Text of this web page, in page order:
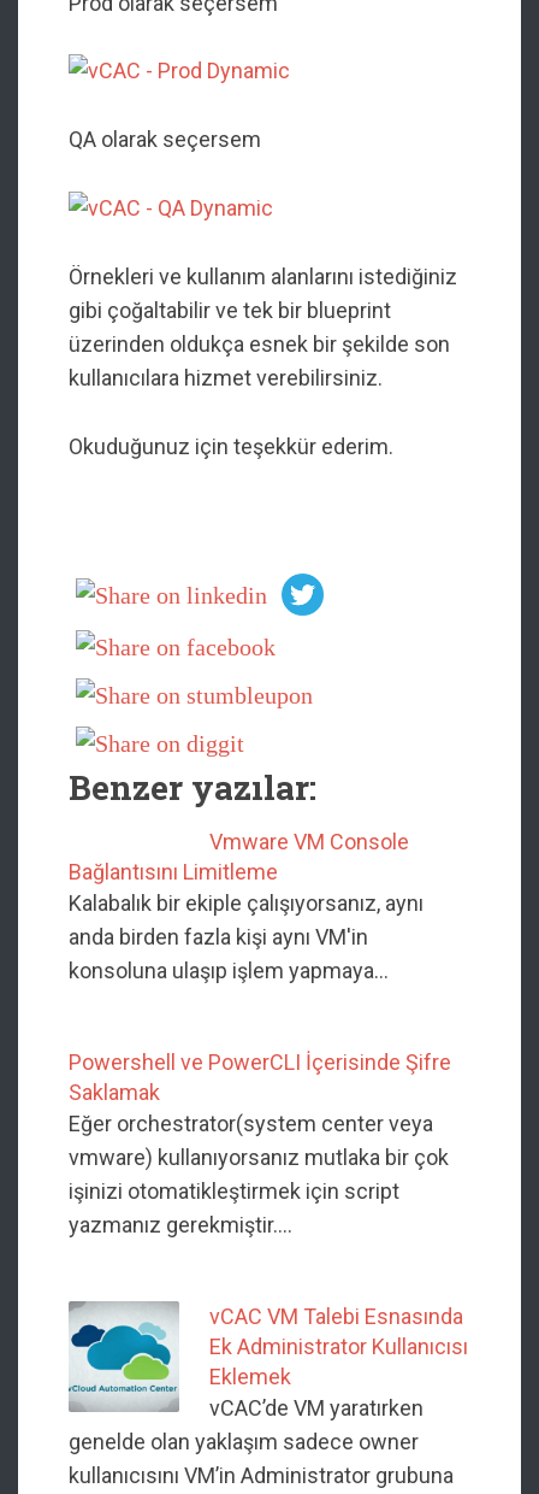
QA olarak seçersem
Örnekleri ve kullanım alanlarını istediğiniz
gibi çoğaltabilir ve tek bir blueprint
üzerinden oldukça esnek bir şekilde son
kullanıcılara hizmet verebilirsiniz.
Okuduğunuz için teşekkür ederim.
Benzer yazılar:
Vmware VM Console
Bağlantısını Limitleme
Kalabalık bir ekiple çalışıyorsanız, aynı
anda birden fazla kişi aynı VM'in
konsoluna ulaşıp işlem yapmaya…
Powershell ve PowerCLI İçerisinde Şifre
Saklamak
Eğer orchestrator(system center veya
vmware) kullanıyorsanız mutlaka bir çok
işinizi otomatikleştirmek için script
yazmanız gerekmiştir.…
vCAC VM Talebi Esnasında
Ek Administrator Kullanıcısı
Eklemek
vCAC’de VM yaratırken
genelde olan yaklaşım sadece owner
kullanıcısını VM’in Administrator grubuna